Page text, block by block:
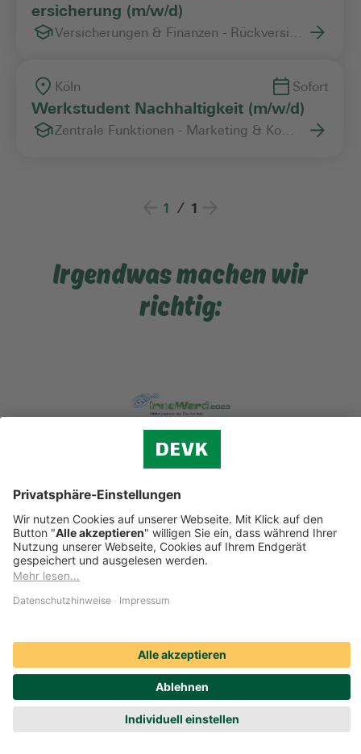
ersicherung (m/w/d)
Köln Sofort
Werkstudent Nachhaltigkeit (m/w/d)
1 / 1
Irgendwas machen wir
richtig:
Lass uns sprechen auf
© DEVK 2026
Impressum